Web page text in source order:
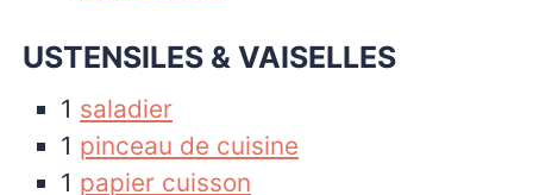
USTENSILES & VAISELLES
1 saladier
1 pinceau de cuisine
1 papier cuisson